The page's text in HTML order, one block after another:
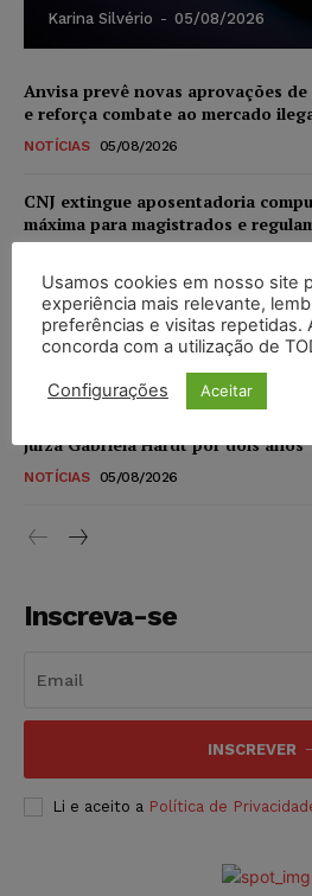
Karina Silvério - 05/08/2026
Anvisa prevê novas aprovações
e reforça combate ao mercado
NOTÍCIAS 05/08/2026
CNJ extingue aposentadoria
máxima para magistrados e
Justiça de SP rejeita ação da
Moraes contra senador
juíza Gabriela Hardt por dois anos
NOTÍCIAS 05/08/2026
Inscreva-se
INSCREVER
Li e aceito a Política de
Usamos cookies em nosso site
experiência mais relevante,
preferências e visitas repetidas.
concorda com a utilização de
Configurações Aceitar